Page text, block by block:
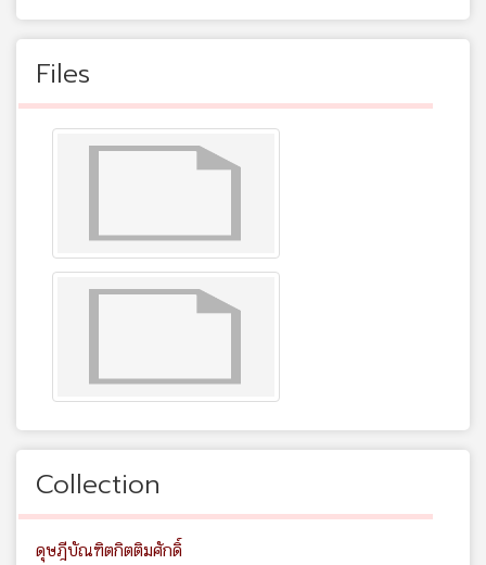
Files
Collection
ดุษฎีบัณฑิตกิตติมศักดิ์